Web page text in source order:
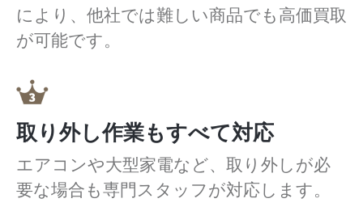
により、他社では難しい商品でも高価買取
が可能です。
取り外し作業もすべて対応
エアコンや大型家電など、取り外しが必
要な場合も専門スタッフが対応します。